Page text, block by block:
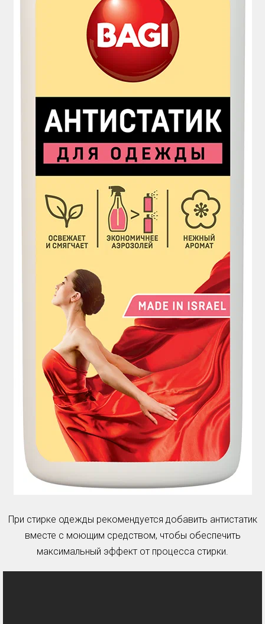
При стирке одежды рекомендуется добавить антистатик
вместе с моющим средством, чтобы обеспечить
максимальный эффект от процесса стирки.